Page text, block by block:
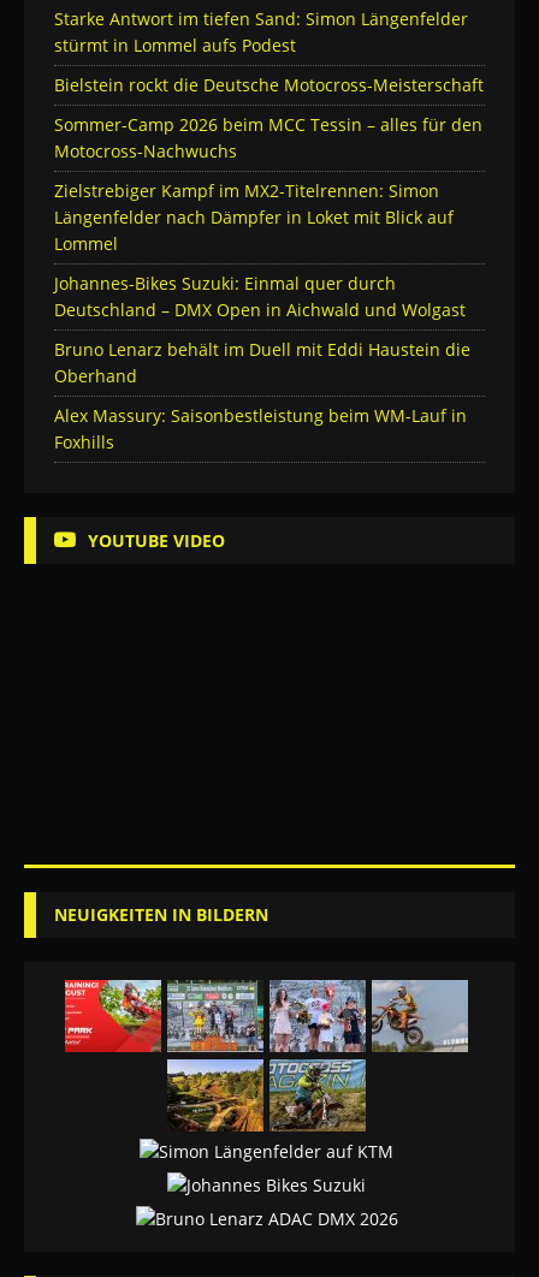
Starke Antwort im tiefen Sand: Simon Längenfelder
stürmt in Lommel aufs Podest
Bielstein rockt die Deutsche Motocross-Meisterschaft
Sommer-Camp 2026 beim MCC Tessin – alles für den
Motocross-Nachwuchs
Zielstrebiger Kampf im MX2-Titelrennen: Simon
Längenfelder nach Dämpfer in Loket mit Blick auf
Lommel
Johannes-Bikes Suzuki: Einmal quer durch
Deutschland – DMX Open in Aichwald und Wolgast
Bruno Lenarz behält im Duell mit Eddi Haustein die
Oberhand
Alex Massury: Saisonbestleistung beim WM-Lauf in
Foxhills
YOUTUBE VIDEO
NEUIGKEITEN IN BILDERN